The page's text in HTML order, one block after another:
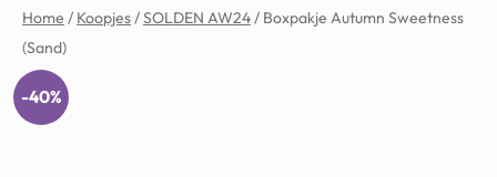
Home / Koopjes/SOLDEN AW24/ Boxpakje Autumn Sweetness
(Sand)
-40%